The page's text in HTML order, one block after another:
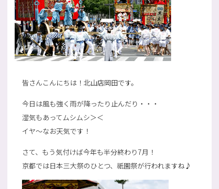
皆さんこんにちは！北山店岡田です。
今日は風も強く雨が降ったり止んだり・・・
湿気もあってムシムシ＞＜
イヤ～なお天気です！
さて、もう気付けば今年も半分終わり7月！
京都では日本三大祭のひとつ、祇園祭が行われますね♪